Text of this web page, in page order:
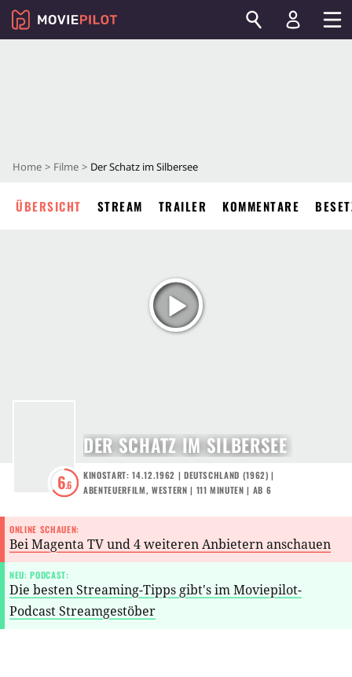
Home Filme Der Schatz im Silbersee
ÜBERSICHT STREAM TRAILER KOMMENTARE
6.6
DER SCHATZ IM SILBERSEE
KINOSTART: 14.12.1962 | DEUTSCHLAND (1962) |
ABENTEUERFILM, WESTERN | 111 MINUTEN | AB 6
ONLINE SCHAUEN:
Bei Magenta TV und 4 weiteren Anbietern anschauen
NEU: PODCAST:
Die besten Streaming-Tipps gibt's im Moviepilot-
Podcast Streamgestöber